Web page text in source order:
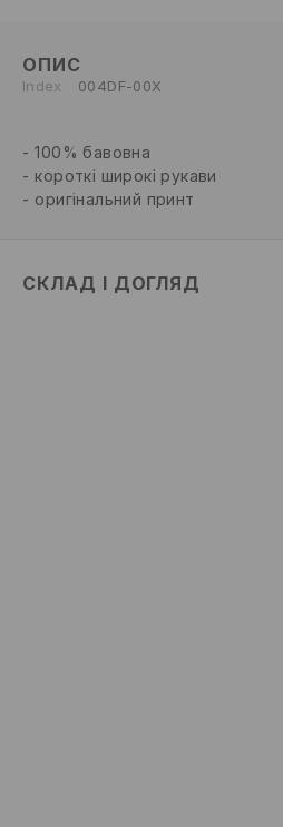
ОПИС
Index 004DF-00X
100% бавовна
короткі широкі рукави
оригінальний принт
СКЛАД І ДОГЛЯД